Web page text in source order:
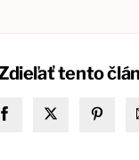
tento